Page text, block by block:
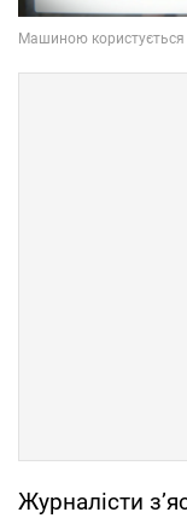
Журналісти